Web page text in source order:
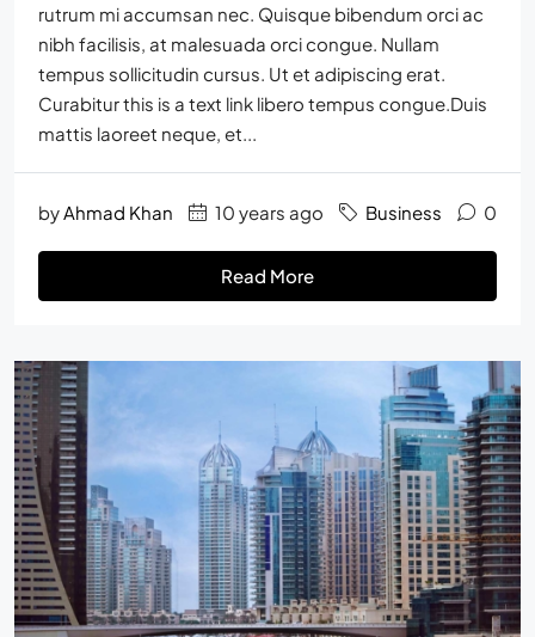
rutrum mi accumsan nec. Quisque bibendum orci ac
nibh facilisis, at malesuada orci congue. Nullam
tempus sollicitudin cursus. Ut et adipiscing erat.
Curabitur this is a text link libero tempus congue.Duis
mattis laoreet neque, et...
by Ahmad Khan 10 years ago Business 0
Read More